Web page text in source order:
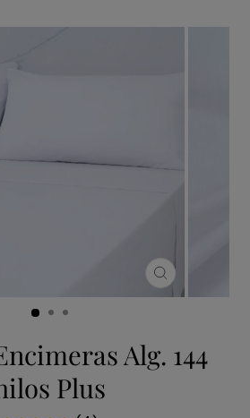
CERRAR
(ESC)
Alg. 144
Plus